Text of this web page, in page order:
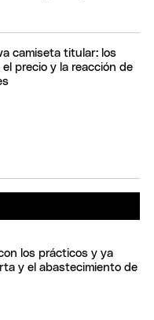
camiseta titular: los
precio y la reacción de
los prácticos y ya
y el abastecimiento de